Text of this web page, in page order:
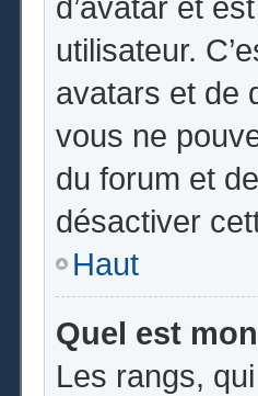
utilisateur.
avatars et de
vous ne
du forum et
désactiver
Haut
Quel est
Les rangs,